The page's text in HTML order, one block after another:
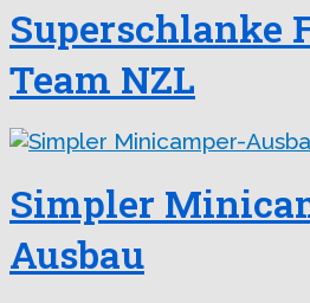
Superschlanke
Team NZL
Simpler
Ausbau